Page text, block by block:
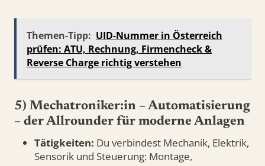
Themen-Tipp: UID-Nummer in Österreich
prüfen: ATU, Rechnung, Firmencheck &
Reverse Charge richtig verstehen
5) Mechatroniker:in – Automatisierung
– der Allrounder für moderne Anlagen
Tätigkeiten: Du verbindest Mechanik, Elektrik,
Sensorik und Steuerung: Montage,